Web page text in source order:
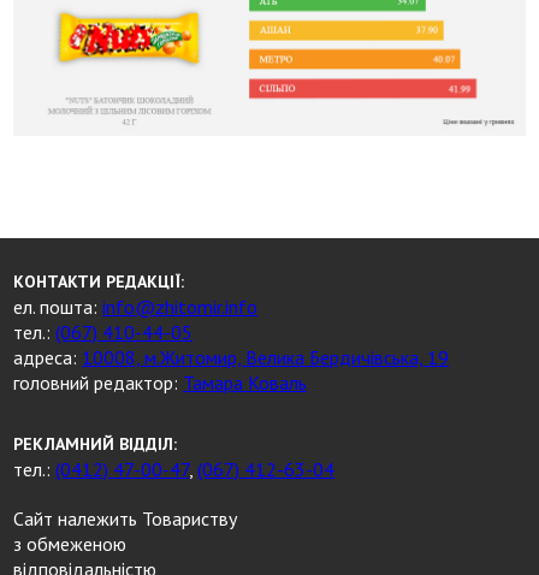
КОНТАКТИ РЕДАКЦІЇ:
ел. пошта:info@zhitomir.info
тел.:(067) 410-44-05
адреса: 10008, м.Житомир, Велика Бердичівська, 19
головний редактор: Тамара Коваль
РЕКЛАМНИЙ ВІДДІЛ:
тел.:(0412) 47-00-47,(067) 412-63-04
Сайт належить Товариству
з обмеженою
відповідальністю